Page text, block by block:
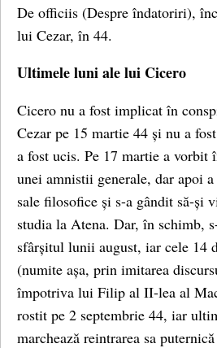
De officiis (Despre îndatoriri),
lui Cezar, în 44.
Ultimele luni ale lui Cicero
Cicero nu a fost implicat în
Cezar pe 15 martie 44 și nu a
a fost ucis. Pe 17 martie a vorbit
unei amnistii generale, dar apoi
sale filosofice și s-a gândit să-și
studia la Atena. Dar, în schimb,
sfârșitul lunii august, iar cele 14
(numite așa, prin imitarea
împotriva lui Filip al II-lea al
rostit pe 2 septembrie 44, iar
marchează reintrarea sa